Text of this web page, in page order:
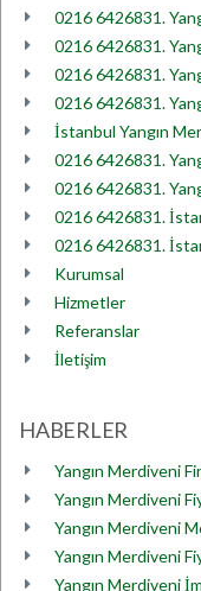
0216 6426831.
0216 6426831.
0216 6426831.
0216 6426831.
İstanbul Yangın
0216 6426831.
0216 6426831.
0216 6426831.
0216 6426831.
Kurumsal
Hizmetler
Referanslar
İletişim
HABERLER
Yangın Merdiveni
Yangın Merdiveni
Yangın Merdiveni
Yangın Merdiveni
Yangın Merdiveni